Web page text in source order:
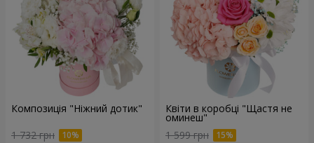
Композиція "Ніжний дотик"
1 732 грн
Квіти в коробці "Щастя не
оминеш"
1 599 грн